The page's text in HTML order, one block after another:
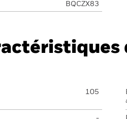
BQCZX83
105